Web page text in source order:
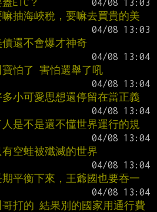
ETC？
抽海峽稅，要嘛去買貴的美
還不會爆才神奇
怕了 害怕選舉了吼
小可愛思想還停留在當正義
是不是還不懂世界運行的規
空蛙被殲滅的世界
平衡下來，王爺國也要吞一
打的 結果別的國家用通行費